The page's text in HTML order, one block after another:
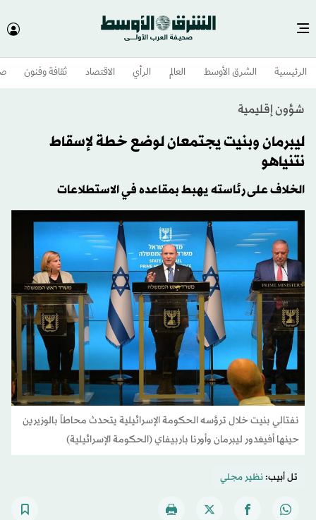
الرئيسية الشرق الأوسط​ العالم الرأي الاقتصاد ثقافة وفنون
شؤون إقليمية
ليبرمان وبنيت يجتمعان لوضع خطة لإسقاط
نتنياهو
الخلاف على رئاسته يهبط بمقاعده في الاستطلاعات
نفتالي بنيت خلال ترؤسه الحكومة الإسرائيلية يتحدث محاطاً بالوزيرين
حينها أفيغدور ليبرمان وأورنا باربيفاي (الحكومة الإسرائيلية)
تل أبيب:نظير مجلي